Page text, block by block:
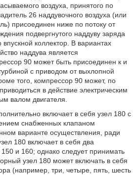
воздуха, принятого по
26 наддувочного воздуха (или
присоединен ниже по потоку от
подвергнутого наддуву заряда
коллектор. В вариантах
наддува является
90 может быть присоединен к и
с приводом от выхлопной
того, компрессор 90 может, по
в действие электрическим
валом двигателя.
включает в себя узел 180 с
снабженных клапаном
варианте осуществления, ради
180 включает в себя два
и 160; однако следует принимать
узел 180 может включать в себя
(например, три, четыре, пять, шесть